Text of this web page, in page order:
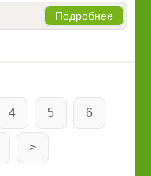
Подробнее
4 5 6
>